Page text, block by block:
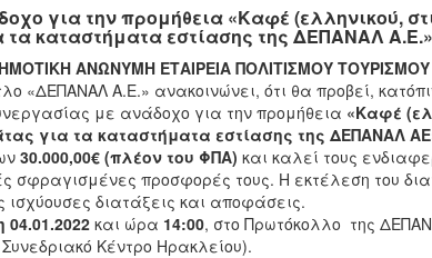
για την προμήθεια «Καφέ (ελληνικού,
καταστήματα εστίασης της ΔΕΠΑΝΑΛ Α.Ε.»
ΑΝΩΝΥΜΗ ΕΤΑΙΡΕΙΑ ΠΟΛΙΤΙΣΜΟΥ ΤΟΥΡΙΣΜΟΥ
«ΔΕΠΑΝΑΛ Α.Ε.» ανακοινώνει, ότι θα προβεί,
με ανάδοχο για την προμήθεια «Καφέ
για τα καταστήματα εστίασης της ΔΕΠΑΝΑΛ
30.000,00€ (πλέον του ΦΠΑ) και καλεί τους
σφραγισμένες προσφορές τους. Η εκτέλεση του
διατάξεις και αποφάσεις.
04.01.2022και ώρα 14:00, στο Πρωτόκολλο της
Κέντρο Ηρακλείου).